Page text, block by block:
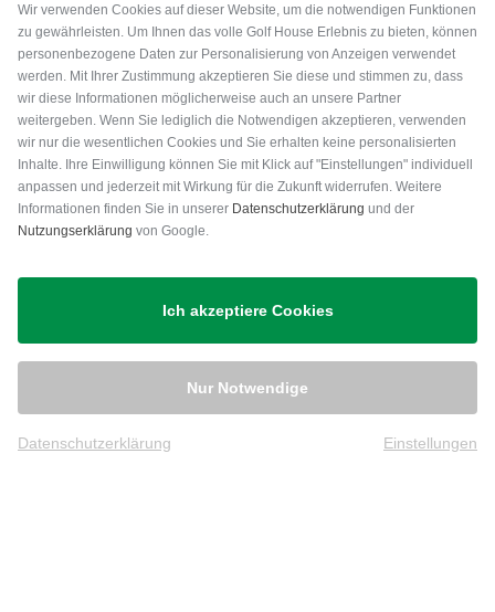
Versand
Wir verwenden Cookies auf dieser Website, um die notwendigen Funktionen
zu gewährleisten. Um Ihnen das volle Golf House Erlebnis zu bieten, können
personenbezogene Daten zur Personalisierung von Anzeigen verwendet
werden. Mit Ihrer Zustimmung akzeptieren Sie diese und stimmen zu, dass
wir diese Informationen möglicherweise auch an unsere Partner
weitergeben. Wenn Sie lediglich die Notwendigen akzeptieren, verwenden
wir nur die wesentlichen Cookies und Sie erhalten keine personalisierten
Inhalte. Ihre Einwilligung können Sie mit Klick auf "Einstellungen" individuell
anpassen und jederzeit mit Wirkung für die Zukunft widerrufen. Weitere
Informationen finden Sie in unserer Datenschutzerklärung und der
Nutzungserklärung von Google.
Ich akzeptiere Cookies
Nur Notwendige
Datenschutzerklärung Einstellungen